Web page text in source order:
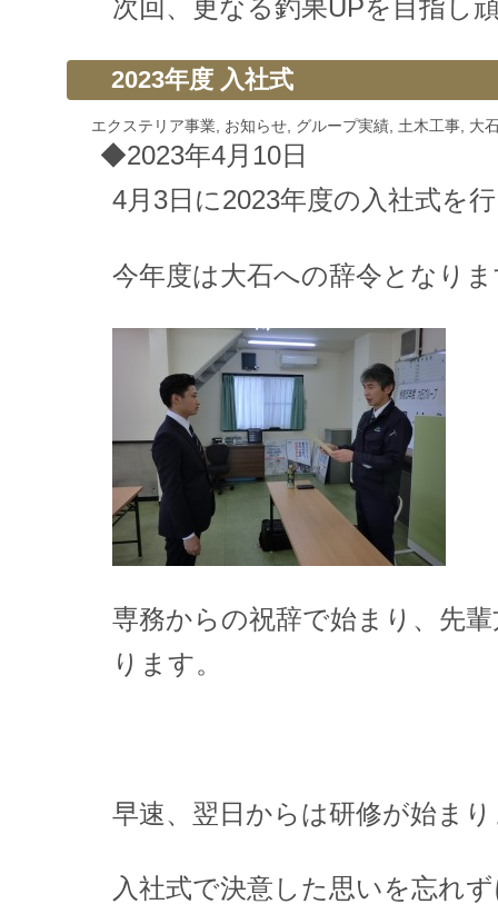
次回、更なる釣果UPを目指し
2023年度 入社式
エクステリア事業, お知らせ, グループ実績, 土木工事, 大
◆2023年4月10日
4月3日に2023年度の入社式を
今年度は大石への辞令となり
専務からの祝辞で始まり、先
ります。
早速、翌日からは研修が始ま
入社式で決意した思いを忘れ